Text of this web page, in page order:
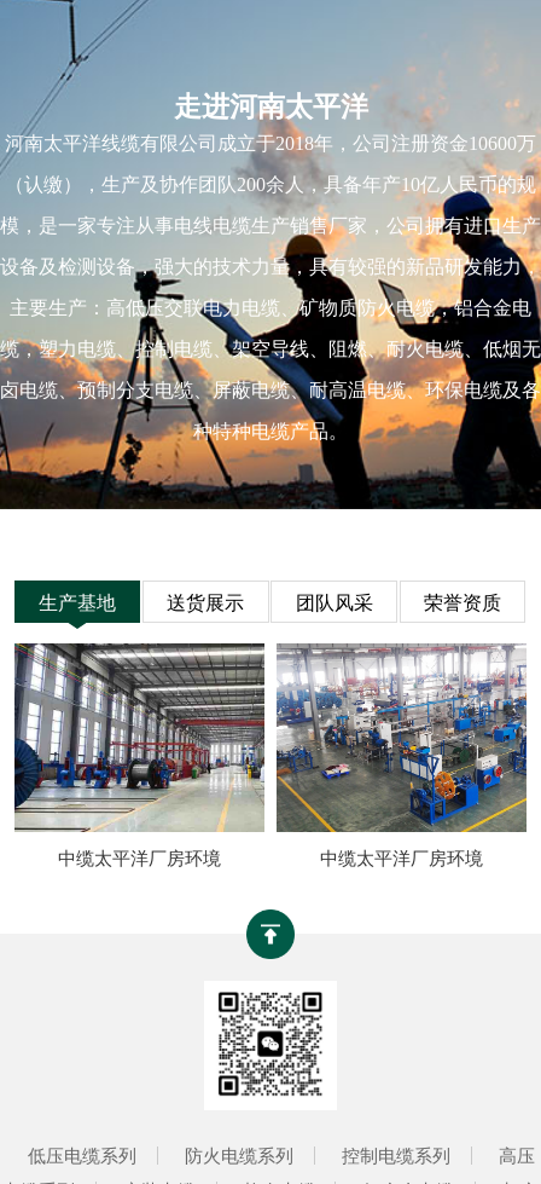
走进河南太平洋
河南太平洋线缆有限公司成立于2018年，公司注册资金10600万
（认缴），生产及协作团队200余人，具备年产10亿人民币的规
模，是一家专注从事电线电缆生产销售厂家，公司拥有进口生产
设备及检测设备，强大的技术力量，具有较强的新品研发能力，
主要生产：高低压交联电力电缆、矿物质防火电缆，铝合金电
缆，塑力电缆、控制电缆、架空导线、阻燃、耐火电缆、低烟无
卤电缆、预制分支电缆、屏蔽电缆、耐高温电缆、环保电缆及各
种特种电缆产品。
生产基地 送货展示 团队风采 荣誉资质
中缆太平洋厂房环境 中缆太平洋厂房环境
低压电缆系列 防火电缆系列 控制电缆系列
高压